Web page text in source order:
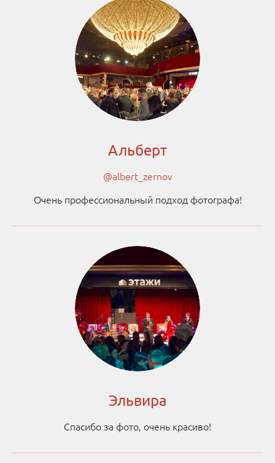
Альберт
@albert_zernov
Очень профессиональный подход фотографа!
Эльвира
Спасибо за фото, очень красиво!